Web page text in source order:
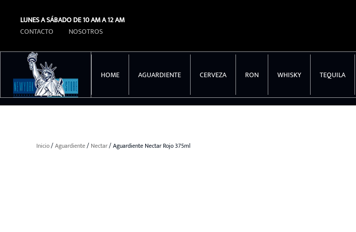
Ir al contenido principal
LUNES A SÁBADO DE 10 AM A 12 AM
CONTACTO
NOSOTROS
HOME AGUARDIENTE CERVEZA RON WHISKY TEQUILA
Inicio/Aguardiente/ Nectar/ Aguardiente Nectar Rojo 375ml